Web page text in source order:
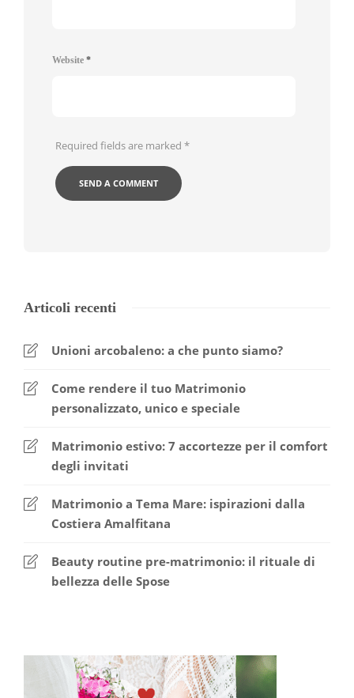
Website *
Required fields are marked *
Articoli recenti
Unioni arcobaleno: a che punto siamo?
Come rendere il tuo Matrimonio
personalizzato, unico e speciale
Matrimonio estivo: 7 accortezze per il comfort
degli invitati
Matrimonio a Tema Mare: ispirazioni dalla
Costiera Amalfitana
Beauty routine pre-matrimonio: il rituale di
bellezza delle Spose